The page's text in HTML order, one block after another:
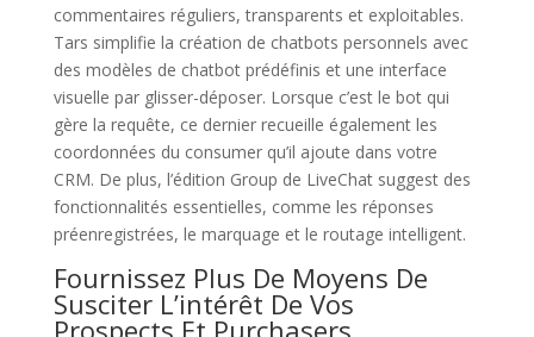
commentaires réguliers, transparents et exploitables.
Tars simplifie la création de chatbots personnels avec
des modèles de chatbot prédéfinis et une interface
visuelle par glisser-déposer. Lorsque c’est le bot qui
gère la requête, ce dernier recueille également les
coordonnées du consumer qu’il ajoute dans votre
CRM. De plus, l’édition Group de LiveChat suggest des
fonctionnalités essentielles, comme les réponses
préenregistrées, le marquage et le routage intelligent.
Fournissez Plus De Moyens De
Susciter L’intérêt De Vos
Prospects Et Purchasers